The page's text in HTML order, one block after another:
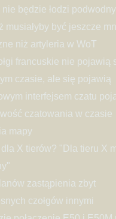
będzie łodzi
musiałyby być jeszcze
niż artyleria w WoT
francuskie nie pojawią
czasie, ale się pojawią
interfejsem czatu
czatowania w czasie
mapy
X tierów? "Dla tieru X
zastąpienia zbyt
czołgów innymi